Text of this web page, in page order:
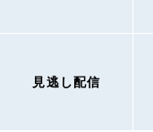
見逃し配信